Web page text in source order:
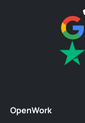
OpenWork